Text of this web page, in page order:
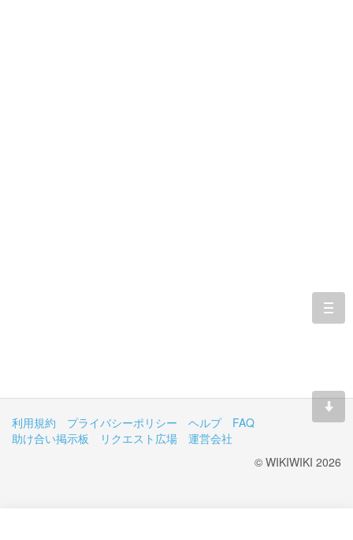
利用規約 プライバシーポリシー ヘルプ
FAQ
助け合い掲示板
リクエスト広場
運営会社
© WIKIWIKI 2026